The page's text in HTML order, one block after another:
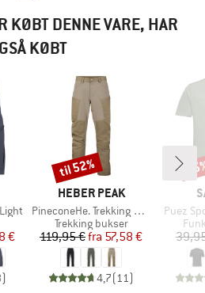
KØBT DENNE VARE, HAR
KØBT
€
)
MÆRKE
HEBER PEAK
Artikel
PineconeHe. Trekking Pants II
Produktgruppe
Trekking bukser
Pris
119,95 € Nedsat pris
fra 57,58 €
4,7(11 )
Rabat
til 52%
Artikel
Puez